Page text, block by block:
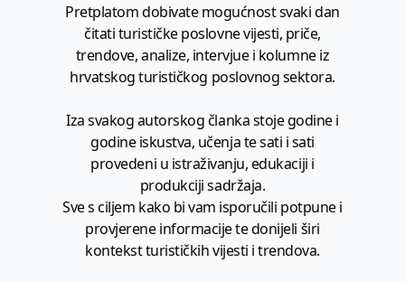
Pretplatom dobivate mogućnost svaki dan
čitati turističke poslovne vijesti, priče,
trendove, analize, intervjue i kolumne iz
hrvatskog turističkog poslovnog sektora.
Iza svakog autorskog članka stoje godine i
godine iskustva, učenja te sati i sati
provedeni u istraživanju, edukaciji i
produkciji sadržaja.
Sve s ciljem kako bi vam isporučili potpune i
provjerene informacije te donijeli širi
kontekst turističkih vijesti i trendova.